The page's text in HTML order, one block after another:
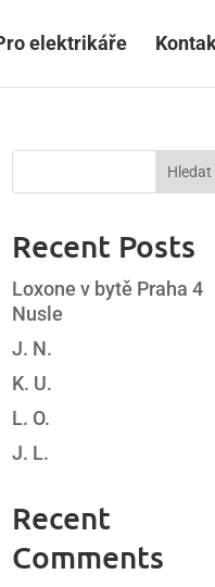
elektrikáře
Hledat
Recent Posts
Loxone v bytě Praha 4
Nusle
J. N.
K. U.
L. O.
J. L.
Recent
Comments